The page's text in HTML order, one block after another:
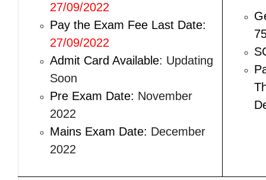
27/09/2022
Pay the Exam Fee Last Date:
27/09/2022
Admit Card Available: Updating
Soon
Pre Exam Date: November
2022
Mains Exam Date: December
2022